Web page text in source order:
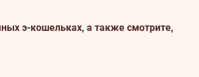
э-кошельках, а также смотрите,